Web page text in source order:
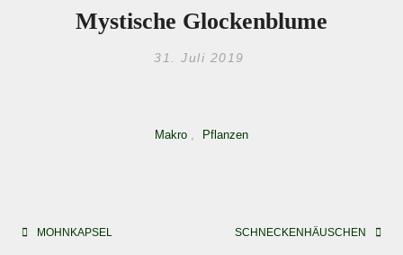
Mystische Glockenblume
31. Juli 2019
Makro, Pflanzen
Beitragsnavigation
MOHNKAPSEL SCHNECKENHÄUSCHEN